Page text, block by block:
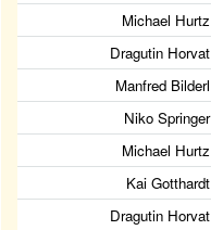
Michael Hurtz
Dragutin Horvat
Manfred Bilderl
Niko Springer
Michael Hurtz
Kai Gotthardt
Dragutin Horvat